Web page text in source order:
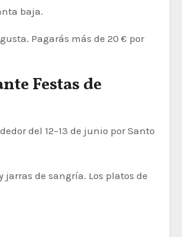
baja.
Pagarás más de 20 € por
Festas de
del 12–13 de junio por Santo
de sangría. Los platos de